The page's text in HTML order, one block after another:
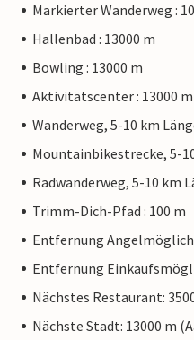
Markierter Wanderweg :
Hallenbad : 13000 m
Bowling : 13000 m
Aktivitätscenter : 13000 m
Wanderweg, 5-10 km
Mountainbikestrecke, 5-
Radwanderweg, 5-10 km
Trimm-Dich-Pfad : 100 m
Entfernung
Entfernung
Nächstes Restaurant:
Nächste Stadt: 13000 m